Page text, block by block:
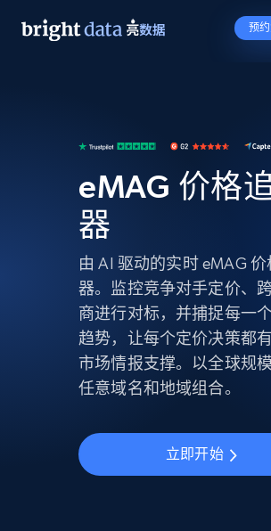
预
eMAG 价格
器
由 AI 驱动的实时 eMAG
器。监控竞争对手定价、
商进行对标，并捕捉每一
趋势，让每个定价决策都
市场情报支撑。以全球规
任意域名和地域组合。
立即开始